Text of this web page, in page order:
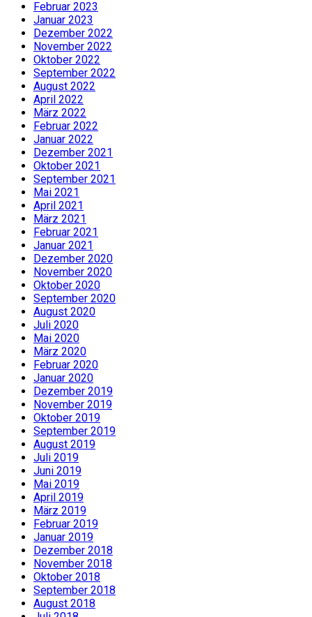
Februar 2023
Januar 2023
Dezember 2022
November 2022
Oktober 2022
September 2022
August 2022
April 2022
März 2022
Februar 2022
Januar 2022
Dezember 2021
Oktober 2021
September 2021
Mai 2021
April 2021
März 2021
Februar 2021
Januar 2021
Dezember 2020
November 2020
Oktober 2020
September 2020
August 2020
Juli 2020
Mai 2020
März 2020
Februar 2020
Januar 2020
Dezember 2019
November 2019
Oktober 2019
September 2019
August 2019
Juli 2019
Juni 2019
Mai 2019
April 2019
März 2019
Februar 2019
Januar 2019
Dezember 2018
November 2018
Oktober 2018
September 2018
August 2018